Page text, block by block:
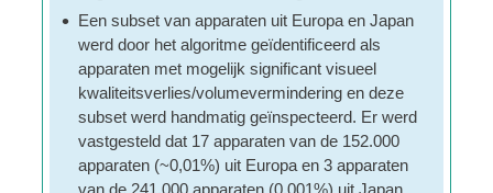
Een subset van apparaten uit Europa en Japan
werd door het algoritme geïdentificeerd als
apparaten met mogelijk significant visueel
kwaliteitsverlies/volumevermindering en deze
subset werd handmatig geïnspecteerd. Er werd
vastgesteld dat 17 apparaten van de 152.000
apparaten (~0,01%) uit Europa en 3 apparaten
van de 241.000 apparaten (0,001%) uit Japan